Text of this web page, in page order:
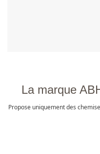
La marque
Propose uniquement des